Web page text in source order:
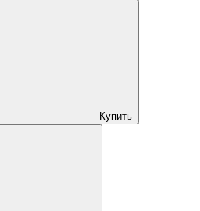
Купить